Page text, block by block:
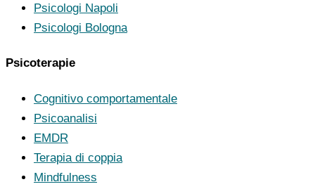
Psicologi Napoli
Psicologi Bologna
Psicoterapie
Cognitivo comportamentale
Psicoanalisi
EMDR
Terapia di coppia
Mindfulness